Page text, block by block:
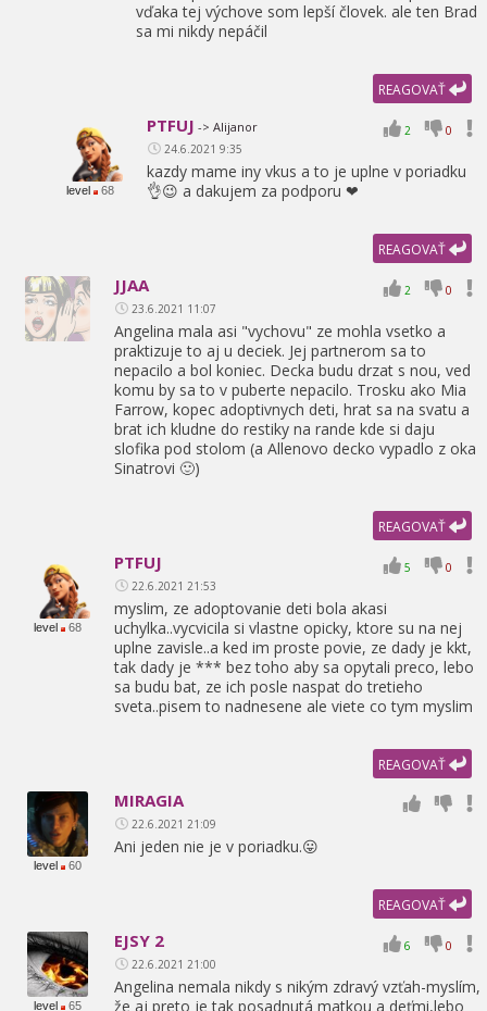
vďaka tej výchove som lepší človek. ale ten Brad
sa mi nikdy nepáčil
REAGOVAŤ
level 68
2 0
PTFUJ -> Alijanor
24.6.2021 9:35
kazdy mame iny vkus a to je uplne v poriadku
👌😉 a dakujem za podporu ❤
REAGOVAŤ
2 0
JJAA
23.6.2021 11:07
Angelina mala asi "vychovu" ze mohla vsetko a
praktizuje to aj u deciek. Jej partnerom sa to
nepacilo a bol koniec. Decka budu drzat s nou, ved
komu by sa to v puberte nepacilo. Trosku ako Mia
Farrow, kopec adoptivnych deti, hrat sa na svatu a
brat ich kludne do restiky na rande kde si daju
slofika pod stolom (a Allenovo decko vypadlo z oka
Sinatrovi 🙂)
REAGOVAŤ
level 68
5 0
PTFUJ
22.6.2021 21:53
myslim, ze adoptovanie deti bola akasi
uchylka..vycvicila si vlastne opicky, ktore su na nej
uplne zavisle..a ked im proste povie, ze dady je kkt,
tak dady je *** bez toho aby sa opytali preco, lebo
sa budu bat, ze ich posle naspat do tretieho
sveta..pisem to nadnesene ale viete co tym myslim
REAGOVAŤ
level 60
MIRAGIA
22.6.2021 21:09
Ani jeden nie je v poriadku.😛
REAGOVAŤ
level 65
6 0
EJSY 2
22.6.2021 21:00
Angelina nemala nikdy s nikým zdravý vzťah-myslím,
že aj preto je tak posadnutá matkou a deťmi,lebo